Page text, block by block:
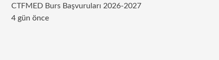
CTFMED Burs Başvuruları 2026-2027
4 gün önce